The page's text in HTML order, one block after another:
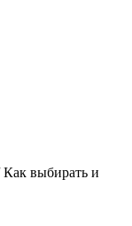
Как выбирать и